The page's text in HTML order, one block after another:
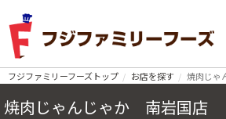
フジファミリーフーズトップ お店を探す 焼肉じゃ
焼肉じゃんじゃか 南岩国店